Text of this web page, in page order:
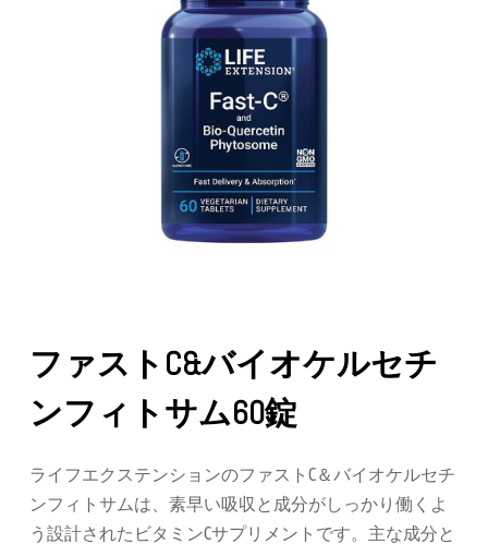
ファストC&バイオケルセチ
ンフィトサム60錠
ライフエクステンションのファストC＆バイオケルセチ
ンフィトサムは、素早い吸収と成分がしっかり働くよ
う設計されたビタミンCサプリメントです。主な成分と